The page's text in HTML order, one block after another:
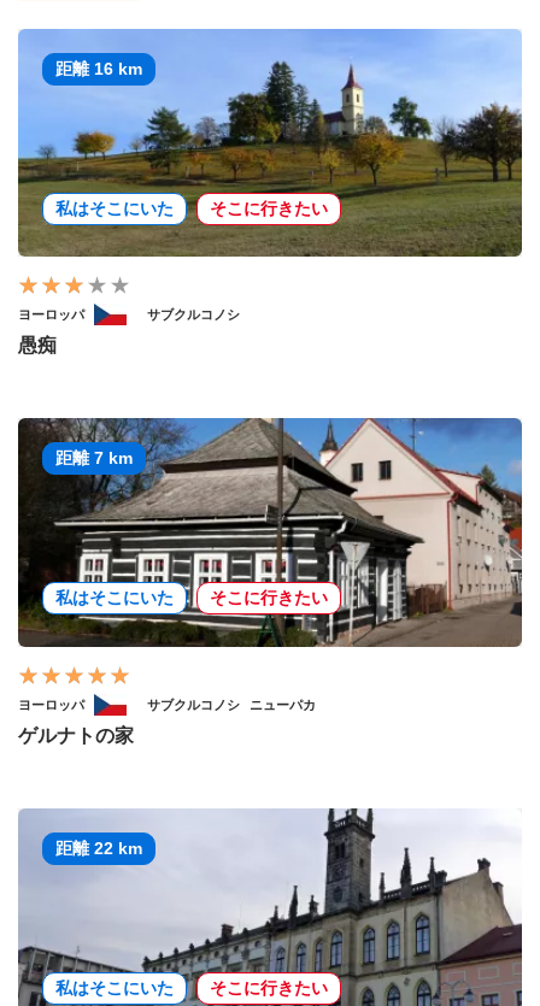
距離 16 km
私はそこにいた そこに行きたい
ヨーロッパ サブクルコノシ
愚痴
距離 7 km
私はそこにいた そこに行きたい
ヨーロッパ サブクルコノシ ニューパカ
ゲルナトの家
距離 22 km
私はそこにいた そこに行きたい